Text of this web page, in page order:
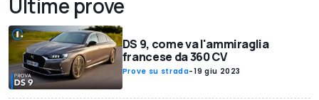
Ultime prove
DS 9, come va l'ammiraglia
francese da 360 CV
Prove su strada-19 giu 2023